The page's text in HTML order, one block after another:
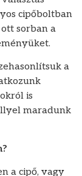
cipőboltban
sorban a
a
is
maradunk
a cipő, vagy